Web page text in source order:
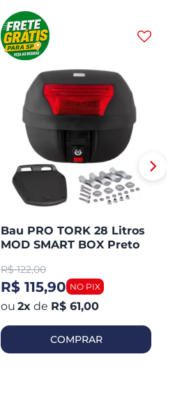
Bau PRO TORK 28 Litros
MOD SMART BOX Preto
R$ 122,00
R$ 115,90
2x de R$ 61,00
COMPRAR